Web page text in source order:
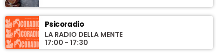
Psicoradio
LA RADIO DELLA MENTE
17:00 - 17:30